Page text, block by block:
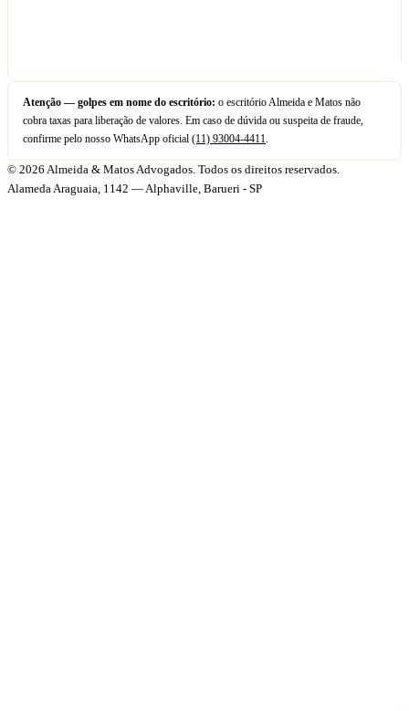
Atenção — golpes em nome do escritório: o escritório Almeida e Matos não
cobra taxas para liberação de valores. Em caso de dúvida ou suspeita de fraude,
confirme pelo nosso WhatsApp oficial (11) 93004-4411
© 2026 Almeida & Matos Advogados. Todos os direitos reservados.
Alameda Araguaia, 1142 — Alphaville, Barueri - SP